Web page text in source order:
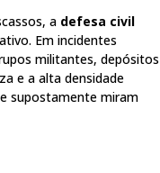
a defesa civil
Em incidentes
militantes, depósitos
e a alta densidade
supostamente miram